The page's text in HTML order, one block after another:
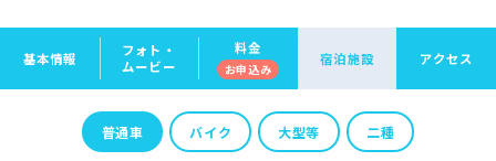
基本情報
フォト・
ムービー
料金
お申込み
宿泊施設 アクセス
普通車 バイク 大型等 二種